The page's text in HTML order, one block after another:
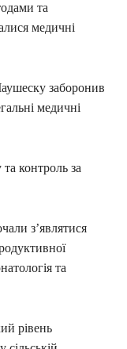
та
медичні
заборонив
медичні
контроль за
з’являтися
та
рівень